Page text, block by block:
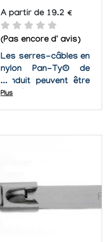
A partir de 19.2 €
(Pas encore d' avis)
Les serres-câbles en
nylon Pan-Ty® de
Panduit peuvent être
utilisés dans des
maison. Ces serres-
câbles en nylon sont
adaptables à
Plus